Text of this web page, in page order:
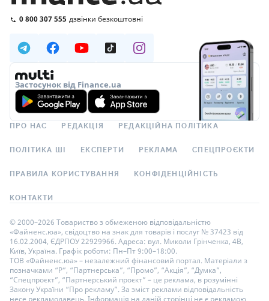
0 800 307 555 дзвінки безкоштовні
Застосунок від Finance.ua
ПРО НАС РЕДАКЦІЯ РЕДАКЦІЙНА ПОЛІТИКА
ПОЛІТИКА ШІ ЕКСПЕРТИ РЕКЛАМА СПЕЦПРОЄКТИ
ПРАВИЛА КОРИСТУВАННЯ КОНФІДЕНЦІЙНІСТЬ
КОНТАКТИ
© 2000–2026 Товариство з обмеженою відповідальністю
«Файненс.юа», свідоцтво на знак для товарів і послуг № 37423 від
16.02.2004, ЄДРПОУ 22929966. Адреса: вул. Миколи Грінченка, 4В,
Київ, Україна. Графік роботи: Пн–Пт 9:00–18:00.
ТОВ «Файненс.юа» – незалежний фінансовий портал. Матеріали з
позначками “Р”, “Партнерська”, “Промо”, “Акція”, “Думка”,
“Спецпроєкт”, “Партнерський проєкт” – це реклама, в розумінні
Закону України “Про рекламу”. За зміст реклами відповідальність